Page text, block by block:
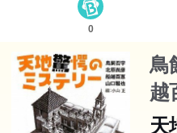
0
鳥
越
天
トーだからこそ楽しめる、